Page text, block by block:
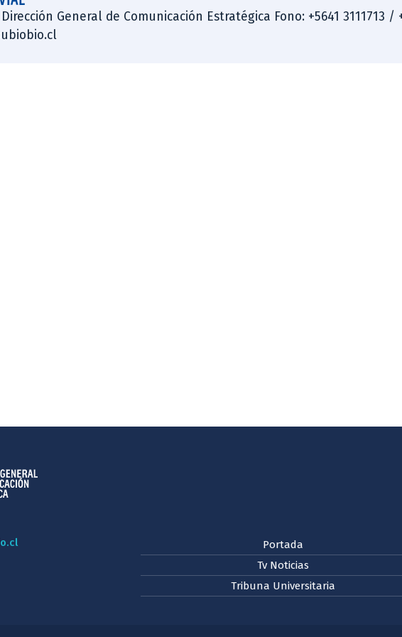
General de Comunicación Estratégica Fono: +5641 3111713 /
Portada
Tv Noticias
Tribuna Universitaria